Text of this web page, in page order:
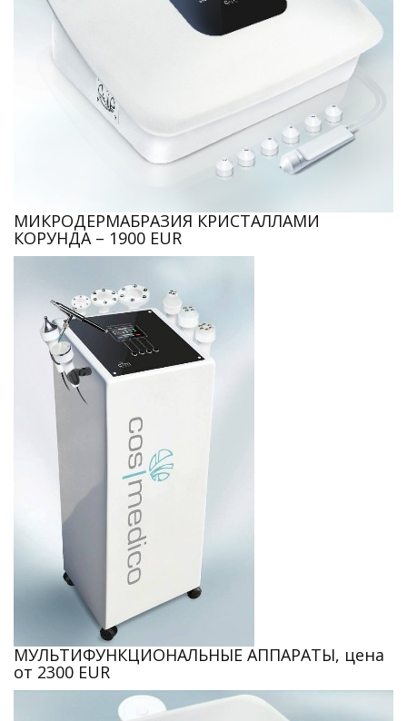
МИКРОДЕРМАБРАЗИЯ КРИСТАЛЛАМИ
КОРУНДА – 1900 EUR
МУЛЬТИФУНКЦИОНАЛЬНЫЕ АППАРАТЫ, цена
от 2300 EUR